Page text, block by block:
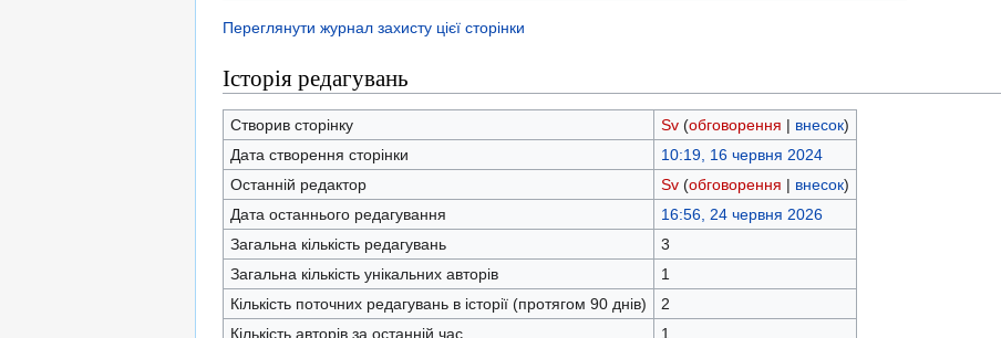
Переглянути журнал захисту цієї сторінки
Історія редагувань
Створив сторінку Sv (обговорення | внесок)
Дата створення сторінки
10:19, 16 червня 2024
Останній редактор
Sv (обговорення | внесок)
Дата останнього редагування
16:56, 24 червня 2026
Загальна кількість редагувань
3
Загальна кількість унікальних авторів
1
Кількість поточних редагувань в історії (протягом 90 днів)
2
Кількість авторів за останній час
1